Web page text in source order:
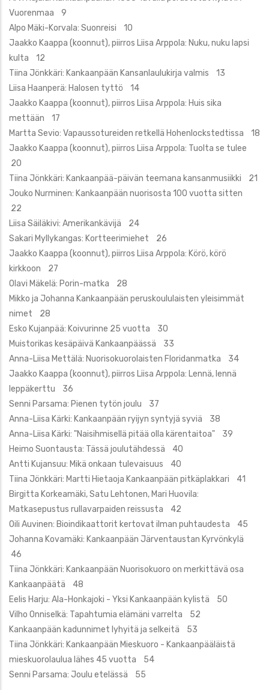
Vuorenmaa 9
Alpo Mäki-Korvala: Suonreisi 10
Jaakko Kaappa (koonnut), piirros Liisa Arppola: Nuku, nuku lapsi
kulta 12
Tiina Jönkkäri: Kankaanpään Kansanlaulukirja valmis 13
Liisa Haanperä: Halosen tyttö 14
Jaakko Kaappa (koonnut), piirros Liisa Arppola: Huis sika
mettään 17
Martta Sevio: Vapaussotureiden retkellä Hohenlockstedtissa 18
Jaakko Kaappa (koonnut), piirros Liisa Arppola: Tuolta se tulee
20
Tiina Jönkkäri: Kankaanpää-päivän teemana kansanmusiikki 21
Jouko Nurminen: Kankaanpään nuorisosta 100 vuotta sitten
22
Liisa Säiläkivi: Amerikankävijä 24
Sakari Myllykangas: Kortteerimiehet 26
Jaakko Kaappa (koonnut), piirros Liisa Arppola: Körö, körö
kirkkoon 27
Olavi Mäkelä: Porin-matka 28
Mikko ja Johanna Kankaanpään peruskoululaisten yleisimmät
nimet 28
Esko Kujanpää: Koivurinne 25 vuotta 30
Muistorikas kesäpäivä Kankaanpäässä 33
Anna-Liisa Mettälä: Nuorisokuorolaisten Floridanmatka 34
Jaakko Kaappa (koonnut), piirros Liisa Arppola: Lennä, lennä
leppäkerttu 36
Senni Parsama: Pienen tytön joulu 37
Anna-Liisa Kärki: Kankaanpään ryijyn syntyjä syviä 38
Anna-Liisa Kärki: "Naisihmisellä pitää olla kärentaitoa" 39
Heimo Suontausta: Tässä joulutähdessä 40
Antti Kujansuu: Mikä onkaan tulevaisuus 40
Tiina Jönkkäri: Martti Hietaoja Kankaanpään pitkäplakkari 41
Birgitta Korkeamäki, Satu Lehtonen, Mari Huovila:
Matkasepustus rullavarpaiden reissusta 42
Oili Auvinen: Bioindikaattorit kertovat ilman puhtaudesta 45
Johanna Kovamäki: Kankaanpään Järventaustan Kyrvönkylä
46
Tiina Jönkkäri: Kankaanpään Nuorisokuoro on merkittävä osa
Kankaanpäätä 48
Eelis Harju: Ala-Honkajoki - Yksi Kankaanpään kylistä 50
Vilho Onniselkä: Tapahtumia elämäni varrelta 52
Kankaanpään kadunnimet lyhyitä ja selkeitä 53
Tiina Jönkkäri: Kankaanpään Mieskuoro - Kankaanpääläistä
mieskuorolaulua lähes 45 vuotta 54
Senni Parsama: Joulu etelässä 55